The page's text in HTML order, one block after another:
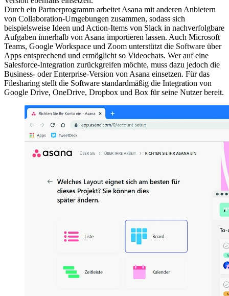
Durch ein Partnerprogramm arbeitet Asana mit anderen Anbietern
von Collaboration-Umgebungen zusammen, sodass sich
beispielsweise Ideen und Action-Items von Slack in nachverfolgbare
Aufgaben innerhalb von Asana importieren lassen. Auch Microsoft
Teams, Google Workspace und Zoom unterstützt die Software über
Apps entsprechend und ermöglicht so Videochats. Wer auf eine
Salesforce-Integration zurückgreifen möchte, muss dazu jedoch die
Business- oder Enterprise-Version von Asana einsetzen. Für das
Filesharing stellt die Software standardmäßig die Integration von
Google Drive, OneDrive, Dropbox und Box für seine Nutzer bereit.